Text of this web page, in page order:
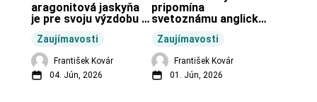
Zaujímavosti
aragonitová jaskyňa
je pre svoju výzdobu
vo svete.
František Kovár
04. Jún, 2026
Zaujímavosti
pripomína
svetoznámu anglickú
František Kovár
01. Jún, 2026